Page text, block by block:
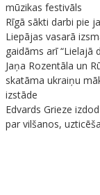
mūzikas festivāls
Rīgā sākti darbi pie
Liepājas vasarā
gaidāms arī “Lielajā
Jaņa Rozentāla un
skatāma ukraiņu
izstāde
Edvards Grieze
par vilšanos,